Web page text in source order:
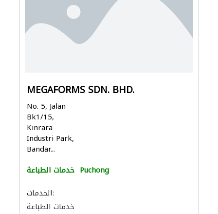
MEGAFORMS SDN. BHD.
No. 5, Jalan
Bk1/15,
Kinrara
Industri Park,
Bandar...
خدمات الطباعة Puchong
الخدمات:
خدمات الطباعة